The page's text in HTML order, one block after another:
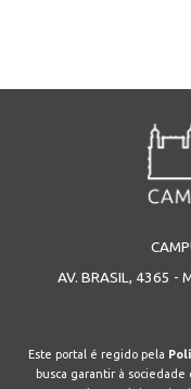
AV. BRASIL, 4365 -
Este portal é regido pela
busca garantir à